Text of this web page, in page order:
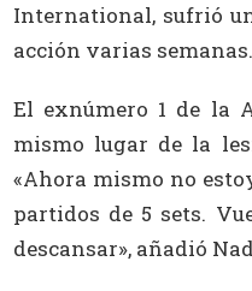
International, sufrió
acción varias semanas.
El exnúmero 1 de la
mismo lugar de la
«Ahora mismo no
partidos de 5 sets.
descansar», añadió